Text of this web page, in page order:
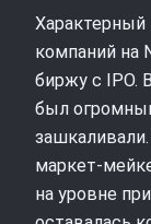
Характерный
компаний на
биржу с IPO.
был
на уровне